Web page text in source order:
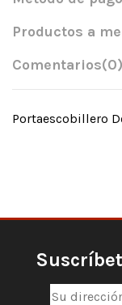
Productos a
Comentarios(0)
Portaescobillero